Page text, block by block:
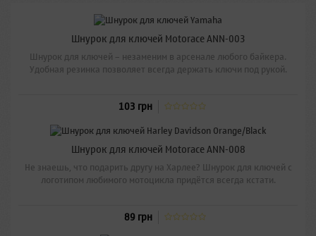
Шнурок для ключей Motorace ANN-003
Шнурок для ключей – незаменим в арсенале любого байкера.
Удобная резинка позволяет всегда держать ключи под рукой.
103 грн
Шнурок для ключей Motorace ANN-008
Не знаешь, что подарить другу на Харлее? Шнурок для ключей с
логотипом любимого мотоцикла придётся всегда кстати.
89 грн